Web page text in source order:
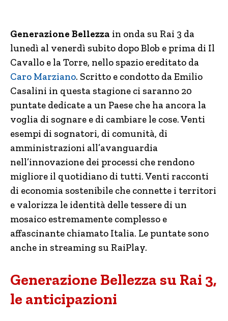
Generazione Bellezza in onda su Rai 3 da
lunedì al venerdì subito dopo Blob e prima di Il
Cavallo e la Torre, nello spazio ereditato da
Caro Marziano. Scritto e condotto da Emilio
Casalini in questa stagione ci saranno 20
puntate dedicate a un Paese che ha ancora la
voglia di sognare e di cambiare le cose. Venti
esempi di sognatori, di comunità, di
amministrazioni all’avanguardia
nell’innovazione dei processi che rendono
migliore il quotidiano di tutti. Venti racconti
di economia sostenibile che connette i territori
e valorizza le identità delle tessere di un
mosaico estremamente complesso e
affascinante chiamato Italia. Le puntate sono
anche in streaming su RaiPlay.
Generazione Bellezza su Rai 3,
le anticipazioni